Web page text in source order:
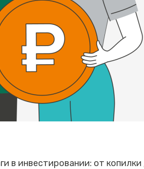
в инвестировании: от